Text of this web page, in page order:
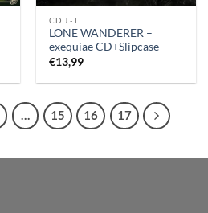
CD J - L
LONE WANDERER –
exequiae CD+Slipcase
€13,99
… 15 16 17